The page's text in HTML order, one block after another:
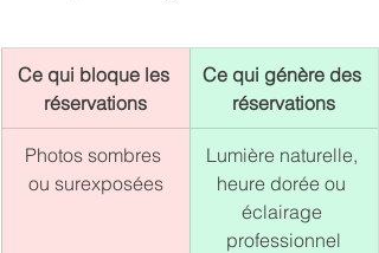
Ce qui bloque les
réservations
Ce qui génère des
réservations
Photos sombres
ou surexposées
Lumière naturelle,
heure dorée ou
éclairage
professionnel